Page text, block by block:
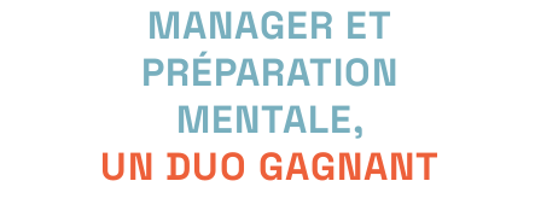
MANAGER ET
PRÉPARATION
MENTALE,
UN DUO GAGNANT